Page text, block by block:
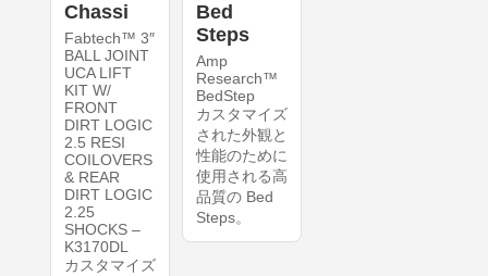
Chassi
Fabtech™ 3″
BALL JOINT
UCA LIFT
KIT W/
FRONT
DIRT LOGIC
2.5 RESI
COILOVERS
& REAR
DIRT LOGIC
2.25
SHOCKS –
K3170DL
カスタマイズ
Bed
Steps
Amp
Research™
BedStep
カスタマイズ
された外観と
性能のために
使用される高
品質の Bed
Steps。